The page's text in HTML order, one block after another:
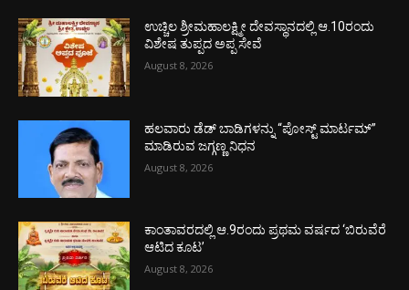
ಉಚ್ಚಿಲ ಶ್ರೀಮಹಾಲಕ್ಷ್ಮೀ ದೇವಸ್ಥಾನದಲ್ಲಿ ಆ.10ರಂದು
ವಿಶೇಷ ತುಪ್ಪದ ಅಪ್ಪ ಸೇವೆ
August 8, 2026
ಹಲವಾರು ಡೆಡ್ ಬಾಡಿಗಳನ್ನು “ಪೋಸ್ಟ್ ಮಾರ್ಟಮ್”
ಮಾಡಿರುವ ಜಗ್ಗಣ್ಣ ನಿಧನ
August 8, 2026
ಕಾಂತಾವರದಲ್ಲಿ ಆ.9ರಂದು ಪ್ರಥಮ ವರ್ಷದ ‘ಬಿರುವೆರೆ
ಆಟಿದ ಕೂಟ’
August 8, 2026